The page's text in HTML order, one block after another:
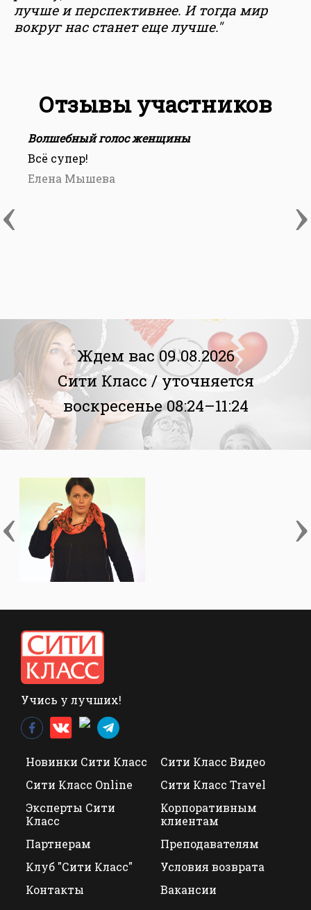
лучше и перспективнее. И тогда мир
вокруг нас станет еще лучше."
Отзывы участников
‹ ›
Волшебный голос женщины
Всё супер!
Елена Мышева
Ждем вас 09.08.2026
Сити Класс / уточняется
воскресенье 08:24–11:24
‹ ›
Учись у лучших!
Новинки Сити Класс
Сити Класс Видео
Сити Класс Online
Сити Класс Travel
Эксперты Сити
Класс
Корпоративным
клиентам
Партнерам
Преподавателям
Клуб "Сити Класс"
Условия возврата
Контакты
Вакансии